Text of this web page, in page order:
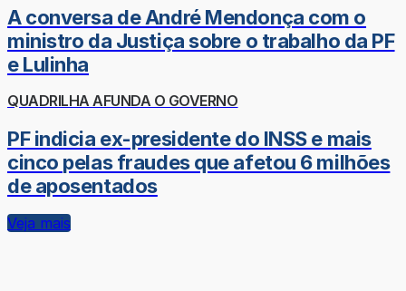
A conversa de André Mendonça com o
ministro da Justiça sobre o trabalho da PF
e Lulinha
QUADRILHA AFUNDA O GOVERNO
PF indicia ex-presidente do INSS e mais
cinco pelas fraudes que afetou 6 milhões
de aposentados
Veja mais